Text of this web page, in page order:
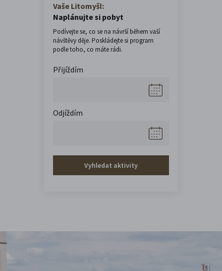
Vaše Litomyšl:
Naplánujte si pobyt
Podívejte se, co se na návrší během vaší
návštěvy děje. Poskládejte si program
podle toho, co máte rádi.
Přijíždím
Odjíždím
Vyhledat aktivity